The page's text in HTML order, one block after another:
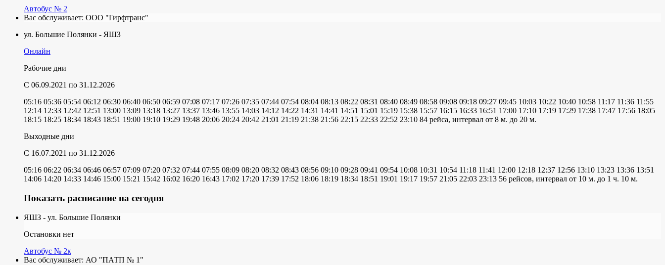
Автобус № 2
Вас обслуживает: ООО "Гирфтранс"
ул. Большие Полянки - ЯШЗ
Онлайн
Рабочие дни
C 06.09.2021 по 31.12.2026
05:16 05:36 05:54 06:12 06:30 06:40 06:50 06:59 07:08 07:17 07:26 07:35 07:44 07:54 08:04 08:13 08:22 08:31 08:40 08:49 08:58 09:08 09:18 09:27 09:45 10:03 10:22 10:40 10:58 11:17 11:36 11:55
12:14 12:33 12:42 12:51 13:00 13:09 13:18 13:27 13:37 13:46 13:55 14:03 14:12 14:22 14:31 14:41 14:51 15:01 15:19 15:38 15:57 16:15 16:33 16:51 17:00 17:10 17:19 17:29 17:38 17:47 17:56 18:05
18:15 18:25 18:34 18:43 18:51 19:00 19:10 19:29 19:48 20:06 20:24 20:42 21:01 21:19 21:38 21:56 22:15 22:33 22:52 23:10 84 рейса, интервал от 8 м. до 20 м.
Выходные дни
C 16.07.2021 по 31.12.2026
05:16 06:22 06:34 06:46 06:57 07:09 07:20 07:32 07:44 07:55 08:09 08:20 08:32 08:43 08:56 09:10 09:28 09:41 09:54 10:08 10:31 10:54 11:18 11:41 12:00 12:18 12:37 12:56 13:10 13:23 13:36 13:51
14:06 14:20 14:33 14:46 15:00 15:21 15:42 16:02 16:20 16:43 17:02 17:20 17:39 17:52 18:06 18:19 18:34 18:51 19:01 19:17 19:57 21:05 22:03 23:13 56 рейсов, интервал от 10 м. до 1 ч. 10 м.
Показать расписание на сегодня
ЯШЗ - ул. Большие Полянки
Остановки нет
Автобус № 2к
Вас обслуживает: АО "ПАТП № 1"